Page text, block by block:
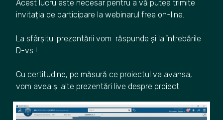
Acest lucru este necesar pentru a vă putea trimite
invitația de participare la webinarul free on-line.
La sfârșitul prezentării vom răspunde și la întrebările
D-vs !
Cu certitudine, pe măsură ce proiectul va avansa,
vom avea și alte prezentări live despre proiect.